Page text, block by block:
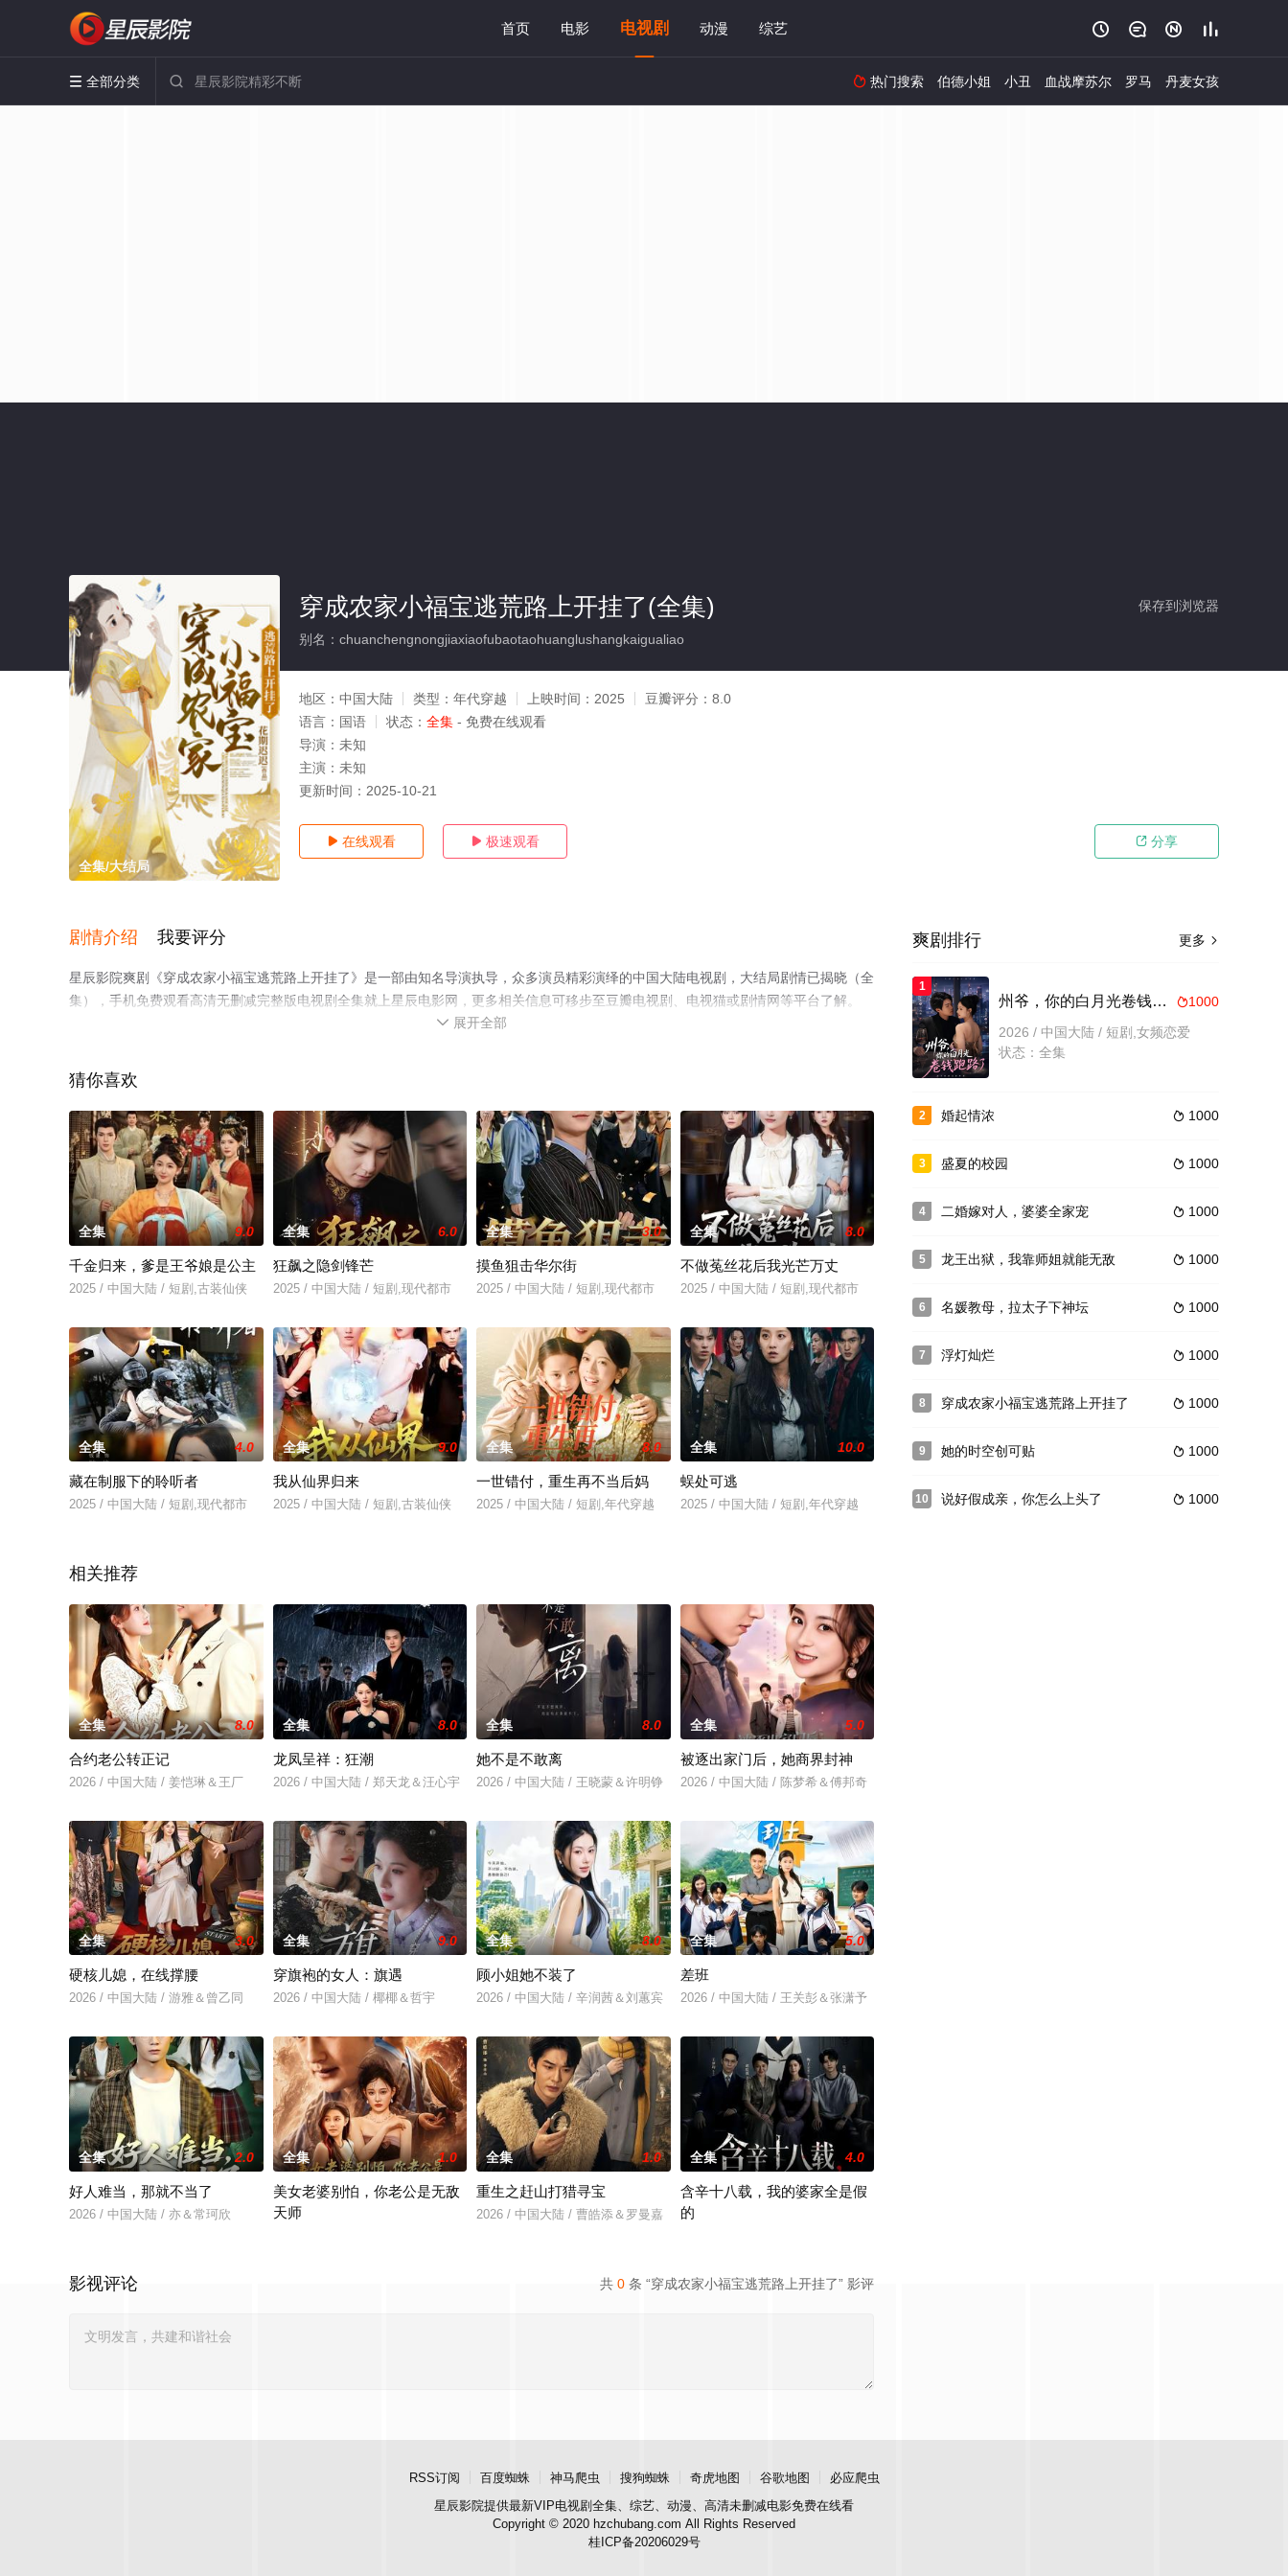
首页 电影 电视剧 动漫 综艺    
 全部分类   热门搜索 伯德小姐 小丑 血战摩苏尔 罗马 丹麦女孩
全集/大结局
保存到浏览器
穿成农家小福宝逃荒路上开挂了(全集)
别名：chuanchengnongjiaxiaofubaotaohuanglushangkaigualiao
地区： 中国大陆 类型： 年代穿越 上映时间： 2025 豆瓣评分： 8.0
语言： 国语 状态： 全集 - 免费在线观看
导演： 未知
主演： 未知
更新时间： 2025-10-21
 在线观看  极速观看  分享
剧情介绍 我要评分
星辰影院爽剧《穿成农家小福宝逃荒路上开挂了》是一部由知名导演执导，众多演员精彩演绎的中国大陆电视剧，大结局剧情已揭晓（全
集），手机免费观看高清无删减完整版电视剧全集就上星辰电影网，更多相关信息可移步至豆瓣电视剧、电视猫或剧情网等平台了解。
 展开全部
猜你喜欢
全集 9.0
千金归来，爹是王爷娘是公主
2025 / 中国大陆 / 短剧,古装仙侠
全集 6.0
狂飙之隐剑锋芒
2025 / 中国大陆 / 短剧,现代都市
全集 3.0
摸鱼狙击华尔街
2025 / 中国大陆 / 短剧,现代都市
全集 8.0
不做菟丝花后我光芒万丈
2025 / 中国大陆 / 短剧,现代都市
全集 4.0
藏在制服下的聆听者
2025 / 中国大陆 / 短剧,现代都市
全集 9.0
我从仙界归来
2025 / 中国大陆 / 短剧,古装仙侠
全集 8.0
一世错付，重生再不当后妈
2025 / 中国大陆 / 短剧,年代穿越
全集 10.0
蜈处可逃
2025 / 中国大陆 / 短剧,年代穿越
相关推荐
全集 8.0
合约老公转正记
2026 / 中国大陆 / 姜恺琳＆王厂
全集 8.0
龙凤呈祥：狂潮
2026 / 中国大陆 / 郑天龙＆汪心宇
全集 8.0
她不是不敢离
2026 / 中国大陆 / 王晓蒙＆许明铮
全集 5.0
被逐出家门后，她商界封神
2026 / 中国大陆 / 陈梦希＆傅邦奇
全集 3.0
硬核儿媳，在线撑腰
2026 / 中国大陆 / 游雅＆曾乙同
全集 9.0
穿旗袍的女人：旗遇
2026 / 中国大陆 / 椰椰＆哲宇
全集 8.0
顾小姐她不装了
2026 / 中国大陆 / 辛润茜＆刘蕙宾
全集 5.0
差班
2026 / 中国大陆 / 王关彭＆张潇予
全集 2.0
好人难当，那就不当了
2026 / 中国大陆 / 亦＆常珂欣
全集 1.0
美女老婆别怕，你老公是无敌
天师
全集 1.0
重生之赶山打猎寻宝
2026 / 中国大陆 / 曹皓添＆罗曼嘉
全集 4.0
含辛十八载，我的婆家全是假
的
共 0 条 “穿成农家小福宝逃荒路上开挂了” 影评
影视评论
更多 
爽剧排行
1
1000
州爷，你的白月光卷钱跑路了
2026 / 中国大陆 / 短剧,女频恋爱
状态：全集
2  1000
婚起情浓
3  1000
盛夏的校园
4  1000
二婚嫁对人，婆婆全家宠
5  1000
龙王出狱，我靠师姐就能无敌
6  1000
名媛教母，拉太子下神坛
7  1000
浮灯灿烂
8  1000
穿成农家小福宝逃荒路上开挂了
9  1000
她的时空创可贴
10  1000
说好假成亲，你怎么上头了
RSS订阅 百度蜘蛛 神马爬虫 搜狗蜘蛛 奇虎地图 谷歌地图
必应爬虫
星辰影院提供最新VIP电视剧全集、综艺、动漫、高清未删减电影免费在线看
Copyright © 2020 hzchubang.com All Rights Reserved
桂ICP备20206029号